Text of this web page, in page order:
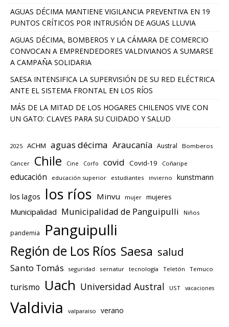
AGUAS DÉCIMA MANTIENE VIGILANCIA PREVENTIVA EN 19
PUNTOS CRÍTICOS POR INTRUSIÓN DE AGUAS LLUVIA
AGUAS DÉCIMA, BOMBEROS Y LA CÁMARA DE COMERCIO
CONVOCAN A EMPRENDEDORES VALDIVIANOS A SUMARSE
A CAMPAÑA SOLIDARIA
SAESA INTENSIFICA LA SUPERVISIÓN DE SU RED ELÉCTRICA
ANTE EL SISTEMA FRONTAL EN LOS RÍOS
MÁS DE LA MITAD DE LOS HOGARES CHILENOS VIVE CON
UN GATO: CLAVES PARA SU CUIDADO Y SALUD
2025 ACHM aguas décima Araucanía Austral Bomberos
Cancer Chile Cine Corfo covid Covid-19 Coñaripe
educación educación superior estudiantes invierno kunstmann
los lagos los ríos Minvu mujer mujeres
Municipalidad Municipalidad de Panguipulli Niños
pandemia Panguipulli
Región de Los Ríos Saesa salud
Santo Tomás seguridad sernatur tecnología Teletón Temuco
turismo Uach Universidad Austral UST vacaciones
Valdivia valparaiso verano